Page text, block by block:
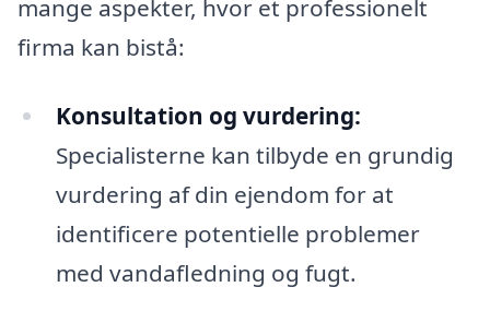
mange aspekter, hvor et professionelt
firma kan bistå:
Konsultation og vurdering:
Specialisterne kan tilbyde en grundig
vurdering af din ejendom for at
identificere potentielle problemer
med vandafledning og fugt.